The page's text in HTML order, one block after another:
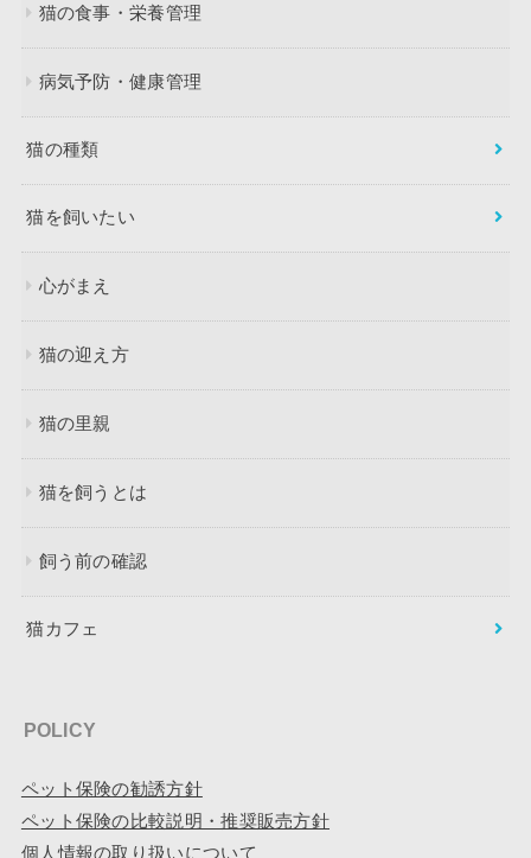
猫の食事・栄養管理
病気予防・健康管理
猫の種類
猫を飼いたい
心がまえ
猫の迎え方
猫の里親
猫を飼うとは
飼う前の確認
猫カフェ
POLICY
ペット保険の勧誘方針
ペット保険の比較説明・推奨販売方針
個人情報の取り扱いについて